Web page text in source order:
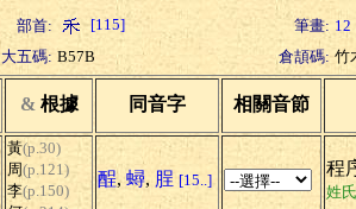
部首: [115] 筆畫: 12
大五碼: B57B 倉頡碼: 竹
& 根據 同音字 相關音節
黃(p.30)
周(p.121)
李(p.150)
酲, 蟳, 脭 [15..]
程
姓氏